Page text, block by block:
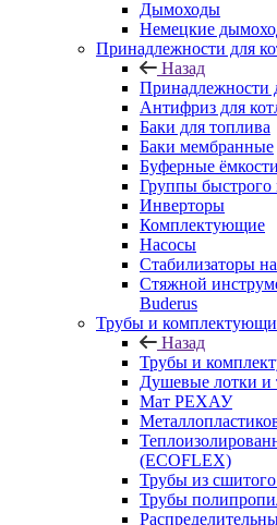
Дымоходы
Немецкие
Принадлежности для
Назад
Принадлежности
Антифриз для
Баки для топлива
Баки мембранные
Буферные ёмкости
Группы быстрого
Инверторы
Комплектующие
Насосы
Стабилизаторы
Стяжной
Buderus
Трубы и
Назад
Трубы и
Душевые лотки и
Мат РЕХАУ
(ECOFLEX)
Трубы из
Трубы